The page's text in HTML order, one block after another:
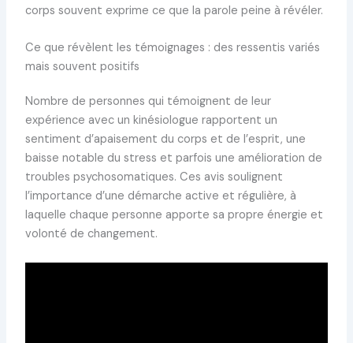
corps souvent exprime ce que la parole peine à révéler.
Ce que révèlent les témoignages : des ressentis variés
mais souvent positifs
Nombre de personnes qui témoignent de leur
expérience avec un kinésiologue rapportent un
sentiment d’apaisement du corps et de l’esprit, une
baisse notable du stress et parfois une amélioration de
troubles psychosomatiques. Ces avis soulignent
l’importance d’une démarche active et régulière, à
laquelle chaque personne apporte sa propre énergie et
volonté de changement.